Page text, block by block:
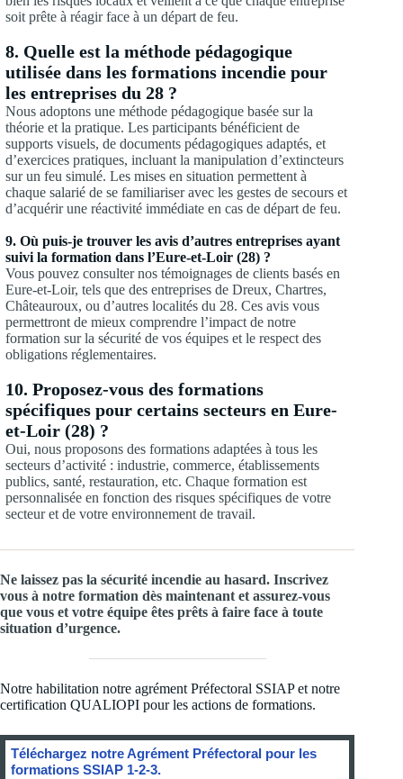
soit prête à réagir face à un départ de feu.
8. Quelle est la méthode pédagogique
utilisée dans les formations incendie pour
les entreprises du 28 ?
Nous adoptons une méthode pédagogique basée sur la
théorie et la pratique. Les participants bénéficient de
supports visuels, de documents pédagogiques adaptés, et
d’exercices pratiques, incluant la manipulation d’extincteurs
sur un feu simulé. Les mises en situation permettent à
chaque salarié de se familiariser avec les gestes de secours et
d’acquérir une réactivité immédiate en cas de départ de feu.
9. Où puis-je trouver les avis d’autres entreprises ayant
suivi la formation dans l’Eure-et-Loir (28) ?
Vous pouvez consulter nos témoignages de clients basés en
Eure-et-Loir, tels que des entreprises de Dreux, Chartres,
Châteauroux, ou d’autres localités du 28. Ces avis vous
permettront de mieux comprendre l’impact de notre
formation sur la sécurité de vos équipes et le respect des
obligations réglementaires.
10. Proposez-vous des formations
spécifiques pour certains secteurs en Eure-
et-Loir (28) ?
Oui, nous proposons des formations adaptées à tous les
secteurs d’activité : industrie, commerce, établissements
publics, santé, restauration, etc. Chaque formation est
personnalisée en fonction des risques spécifiques de votre
secteur et de votre environnement de travail.
Ne laissez pas la sécurité incendie au hasard. Inscrivez
vous à notre formation dès maintenant et assurez-vous
que vous et votre équipe êtes prêts à faire face à toute
situation d’urgence.
Notre habilitation notre agrément Préfectoral SSIAP et notre
certification QUALIOPI pour les actions de formations.
Téléchargez notre Agrément Préfectoral pour les
formations SSIAP 1-2-3.